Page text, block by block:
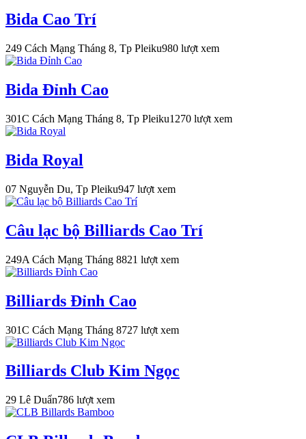
Bida Cao Trí
249 Cách Mạng Tháng 8, Tp Pleiku980 lượt xem
Bida Đỉnh Cao
301C Cách Mạng Tháng 8, Tp Pleiku1270 lượt xem
Bida Royal
07 Nguyễn Du, Tp Pleiku947 lượt xem
Câu lạc bộ Billiards Cao Trí
249A Cách Mạng Tháng 8821 lượt xem
Billiards Đỉnh Cao
301C Cách Mạng Tháng 8727 lượt xem
Billiards Club Kim Ngọc
29 Lê Duẩn786 lượt xem